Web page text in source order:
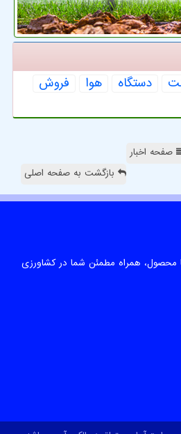
دستگاه هوا
فروش
صفحه اخبار
بازگشت به صفحه اصلی
محصول، همراه مطمئن شما در کشاورزی